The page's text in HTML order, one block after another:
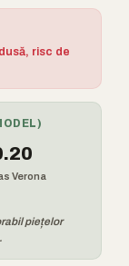
risc de
Verona
piețelor